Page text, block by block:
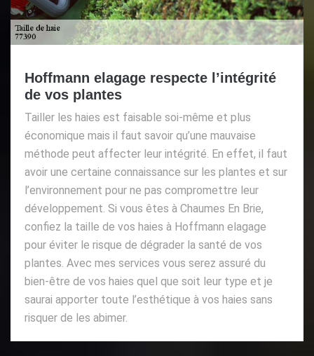
Hoffmann elagage respecte l’intégrité
de vos plantes
Tailler les haies est faisable soi-même et plus
économique mais il faut savoir qu’une mauvaise
méthode peut affecter leur intégrité. En effet, il faut
avoir une certaine connaissance sur les plantes et sur
l’environnement pour ne pas compromettre leur
développement. Si vous êtes à Chaumes En Brie,
confiez la taille de vos haies à Hoffmann elagage
pour éviter le risque de dégrader la santé de vos
plantes. Avec mes services vous serez assuré du
bien-être de vos haies quel que soit leur type et je
saurai apporter toute l’esthétique à vos haies sans
risquer de les abimer.